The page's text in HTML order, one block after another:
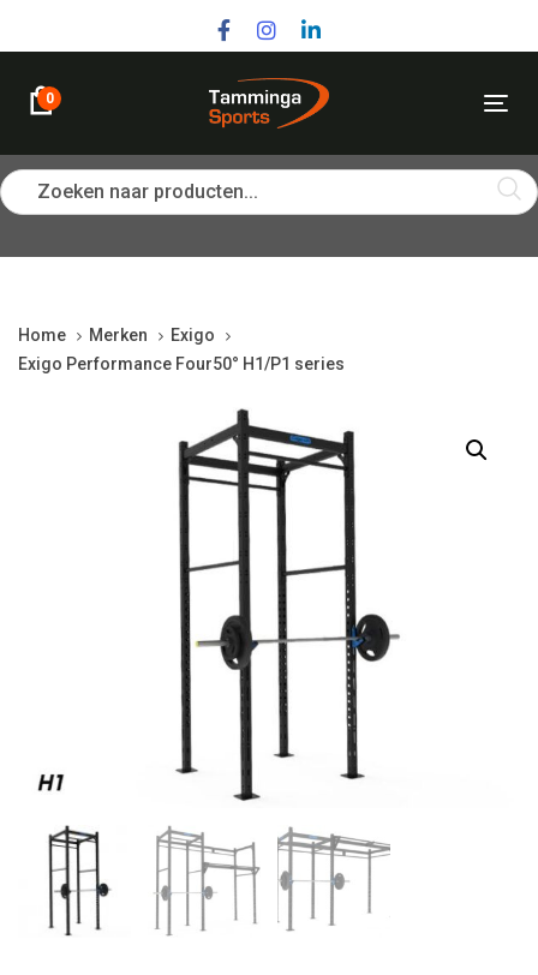
navigation
content
0
Zoeken naar producten...
Home Merken
Exigo
Exigo Performance Four50° H1/P1 series